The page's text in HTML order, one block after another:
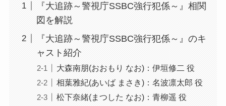
『大追跡～警視庁SSBC強行犯係～』相関
図を解説
『大追跡～警視庁SSBC強行犯係～』のキ
ャスト紹介
大森南朋(おおもり なお)：伊垣修二 役
相葉雅紀(あいば まさき)：名波凛太郎 役
松下奈緒(まつした なお)：青柳遥 役